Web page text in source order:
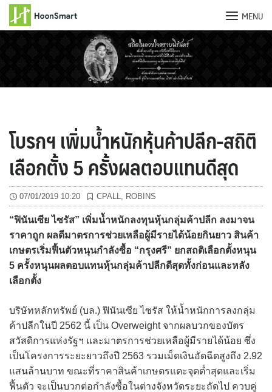
MENU
โบรกฯ เพิ่มน้ำหนักหุ้นค้าปลีก-สถิติ
เลือกตั้ง 5 ครั้งผลตอบแทนดีสุด
07/01/2019 10:20 CPALL ROBINS
“ฟินันเซีย ไซรัส” เพิ่มน้ำหนักลงทุนหุ้นกลุ่มค้าปลีก ลงมาจน
ราคาถูก ผลดีมาตรการช่วยเหลือผู้มีรายได้น้อยกินยาว สินค้า
เกษตรเริ่มฟื้นตัวหนุนกำลังซื้อ “กรุงศรี” ยกสถติเลือกตั้งหนุน
5 ครั้งหนุนผลตอบแทนหุ้นกลุ่มค้าปลีกดีสุดทั้งก่อนและหลัง
เลือกตั้ง
บริษัทหลักทรัพย์ (บล.) ฟินันเซีย ไซรัส ให้น้ำหนักการลงกลุ่ม
ค้าปลีกในปี 2562 นี้ เป็น Overweight จากผลบวกของบัตร
สวัสดิการแห่งรัฐฯ และมาตรการช่วยเหลือผู้มีรายได้น้อย ซึ่ง
เป็นโครงการระยะยาวถึงปี 2563 รวมเม็ดเงินอัดฉีดสูงถึง 2.92
แสนล้านบาท ขณะที่ราคาสินค้าเกษตรแตะจุดต่ำสุดและเริ่ม
ฟื้นตัว จะเป็นบวกต่อกำลังซื้อในต่างจังหวัดระยะถัดไป ควบคู่